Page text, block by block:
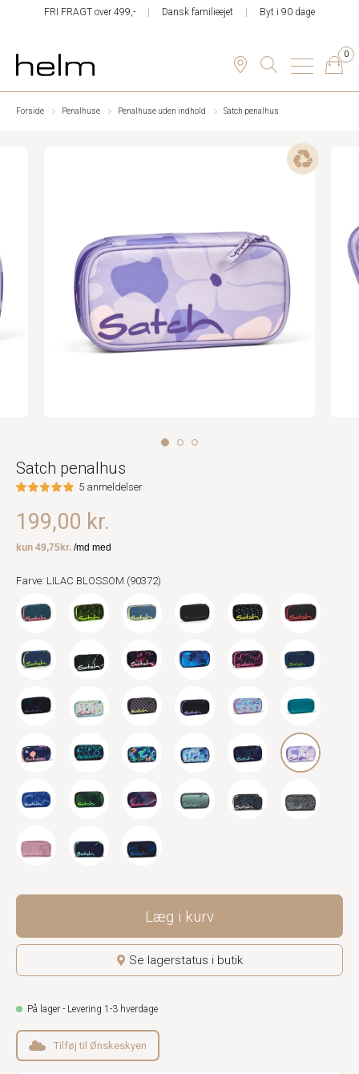
FRI FRAGT over 499,- Dansk familieejet Byt i 90 dage
0
Forside Penalhuse Penalhuse uden indhold Satch penalhus
Satch penalhus
5 anmeldelser
199,00 kr.
Farve: LILAC BLOSSOM (90372)
Læg i kurv
Se lagerstatus i butik
På lager - Levering 1-3 hverdage
Tilføj til Ønskeskyen